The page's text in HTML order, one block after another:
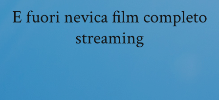
E fuori nevica film completo
streaming